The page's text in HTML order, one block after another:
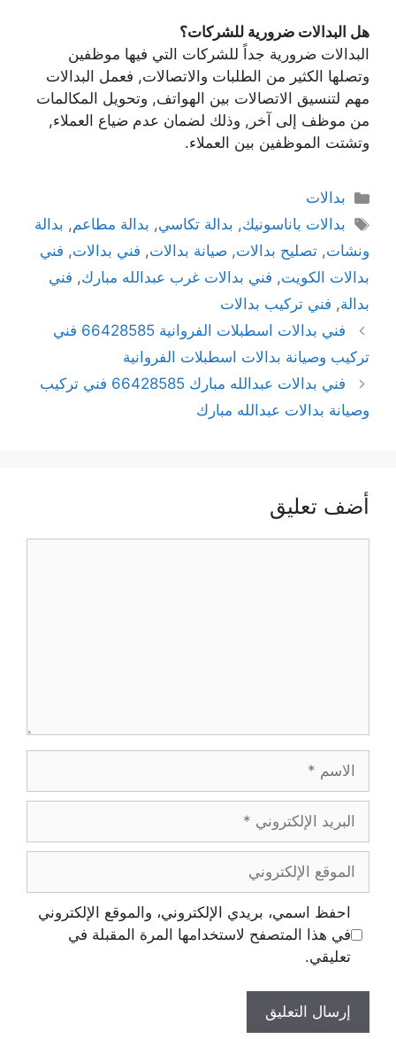
هل البدالات ضرورية للشركات؟
البدالات ضرورية جداً للشركات التي فيها موظفين
وتصلها الكثير من الطلبات والاتصالات, فعمل البدالات
مهم لتنسيق الاتصالات بين الهواتف, وتحويل المكالمات
من موظف إلى آخر, وذلك لضمان عدم ضياع العملاء,
وتشتت الموظفين بين العملاء.
بدالات
بدالات باناسونيك, بدالة تكاسي, بدالة مطاعم, بدالة
ونشات, تصليح بدالات, صيانة بدالات, فني بدالات, فني
بدالات الكويت, فني بدالات غرب عبدالله مبارك, فني
بدالة, فني تركيب بدالات
فني بدالات اسطبلات الفروانية 66428585 فني
تركيب وصيانة بدالات اسطبلات الفروانية
فني بدالات عبدالله مبارك 66428585 فني تركيب
وصيانة بدالات عبدالله مبارك
أضف تعليق
احفظ اسمي، بريدي الإلكتروني، والموقع الإلكتروني
في هذا المتصفح لاستخدامها المرة المقبلة في
تعليقي.